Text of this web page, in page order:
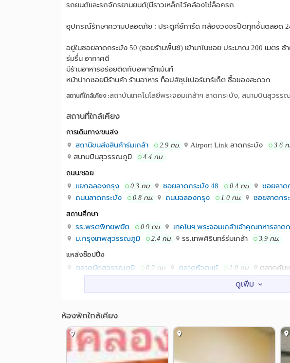
รถยนต์และรถจักรยานยนต์(มีราวเหล็กไว้คล้องโซ๋ล็อครถ
อุปกรณ์รักษาความปลอดภัย : ประตูคีย์การ์ด กล้องวงจรปิดทุกชั้นตลอด
อยู่ในซอยลาดกระบัง 50 (ซอยร้านพั้นช์) เข้ามาในซอย ประมาณ 200 เมตร
ร่มรื่น อากาศดี
มีร้านอาหารอร่อยติดกับอพาร์ทเม้นท์
หน้าปากซอยมีร้านค้า ร้านอาหาร ท็อปส์ซุปเปอร์มาร์เก็ต ซื้อของสะดวก
สถานที่ใกล้เคียง :สถาบันเทคโนโลยีพระจอมเกล้าฯ ลาดกระบัง, สนามบินสุวรร
สถานที่ใกล้เคียง
การเดินทาง/ขนส่ง
สถานีขนส่งสินค้าร่มเกล้า 2.9 กม. Airport Link ลาดกระบัง 3.6 ก
สนามบินสุวรรณภูมิ 4.4 กม.
ถนน/ซอย
แยกฉลองกรุง 0.3 กม. ซอยลาดกระบัง 48 0.4 กม. ซอยลาด
ถนนลาดกระบัง 0.8 กม. ถนนฉลองกรุง 1.0 กม. ซอยลาดกร
สถานศึกษา
รร.พรตพิทยพยัต 0.9 กม. เทคโนฯ พระจอมเกล้าเจ้าคุณทหารลาด
ม.กรุงเทพสุวรรณภูมิ 2.4 กม. รร.เทพศิรินทร์ร่มเกล้า 3.9 กม.
แหล่งช๊อปปิ้ง
ตลาดนัดสุวรรณภูมิ 0.2 กม. ตลาดหัวตะเข้ 1.0 กม. ตลาดคุ้มเ
อื่นๆ
สามแยกสุขสมาน 0.5 กม. สะพานฉลองกรุง สะพานหัว
สำนักงานศุลกากรตรวจสินค้าลาดกระบัง
ห้องพักใกล้เคียง